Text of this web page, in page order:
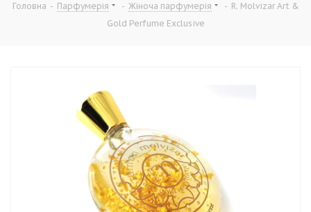
Головна - Парфумерія - Жіноча парфумерія - R. Molvizar Art &
Gold Perfume Exclusive